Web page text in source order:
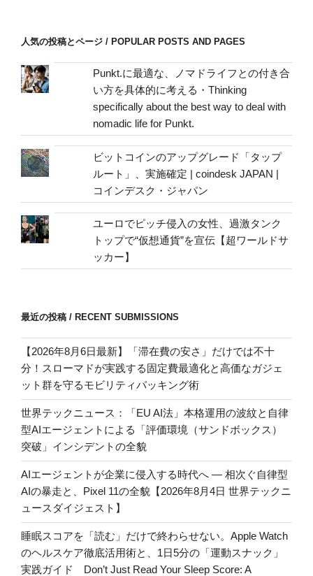
address
人気の投稿とページ / POPULAR POSTS AND PAGES
Punkt.に最適な、ノマドライフとの付き合
い方を具体的に考える・Thinking
specifically about the best way to deal with
nomadic life for Punkt.
ビットコインのアップグレード「タップ
ルート」、実施確定 | coindesk JAPAN |
コインデスク・ジャパン
ユーロでピッチ侵入の女性、過激タンク
トップで“仮想通貨”を宣伝【超ワールドサ
ッカー】
最近の投稿 / RECENT SUBMISSIONS
【2026年8月6日最新】「滞在費の安さ」だけでは不十
分！スローマドが実践する固定費最適化と高価なガジェ
ット群を守るモビリティパッキング術
世界テックニュース：「EU AI法」本格運用の波紋と自律
型AIエージェントによる「評価環境（サンドボックス）
突破」インシデントの全貌
AIエージェントが企業に侵入する時代へ — 相次ぐ自律型
AIの暴走と、Pixel 11の全貌【2026年8月4日 世界テックニ
ュースダイジェスト】
睡眠スコアを「読む」だけで終わらせない。Apple Watch
のヘルスケア徹底活用術と、1日5分の「運動スナック」
実践ガイド Don’t Just Read Your Sleep Score: A